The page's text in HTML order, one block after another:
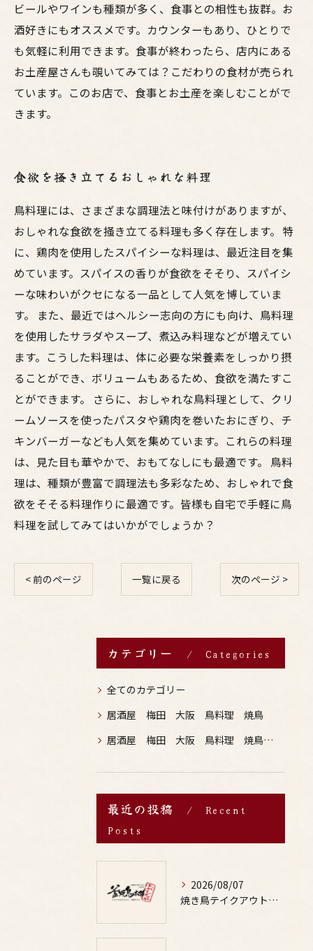
ビールやワインも種類が多く、食事との相性も抜群。お
酒好きにもオススメです。カウンターもあり、ひとりで
も気軽に利用できます。食事が終わったら、店内にある
お土産屋さんも覗いてみては？こだわりの食材が売られ
ています。このお店で、食事とお土産を楽しむことがで
きます。
食欲を掻き立てるおしゃれな料理
鳥料理には、さまざまな調理法と味付けがありますが、
おしゃれな食欲を掻き立てる料理も多く存在します。 特
に、鶏肉を使用したスパイシーな料理は、最近注目を集
めています。スパイスの香りが食欲をそそり、スパイシ
ーな味わいがクセになる一品として人気を博していま
す。 また、最近ではヘルシー志向の方にも向け、鳥料理
を使用したサラダやスープ、煮込み料理などが増えてい
ます。こうした料理は、体に必要な栄養素をしっかり摂
ることができ、ボリュームもあるため、食欲を満たすこ
とができます。 さらに、おしゃれな鳥料理として、クリ
ームソースを使ったパスタや鶏肉を巻いたおにぎり、チ
キンバーガーなども人気を集めています。これらの料理
は、見た目も華やかで、おもてなしにも最適です。 鳥料
理は、種類が豊富で調理法も多彩なため、おしゃれで食
欲をそそる料理作りに最適です。皆様も自宅で手軽に鳥
料理を試してみてはいかがでしょうか？
< 前のページ 一覧に戻る 次のページ >
カテゴリー Categories
全てのカテゴリー
居酒屋 梅田 大阪 鳥料理 焼鳥
居酒屋 梅田 大阪 鳥料理 焼鳥 お酒
最近の投稿
Recent
Posts
2026/08/07
焼き鳥テイクアウトで居酒屋気分を自宅で満喫するための賢い注文術と本数の目安